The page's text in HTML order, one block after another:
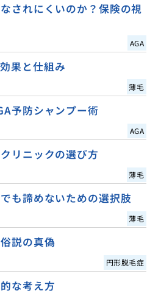
されにくいのか？保険の視
AGA
果と仕組み
薄毛
予防シャンプー術
AGA
リニックの選び方
薄毛
も諦めないための選択肢
薄毛
説の真偽
円形脱毛症
な考え方